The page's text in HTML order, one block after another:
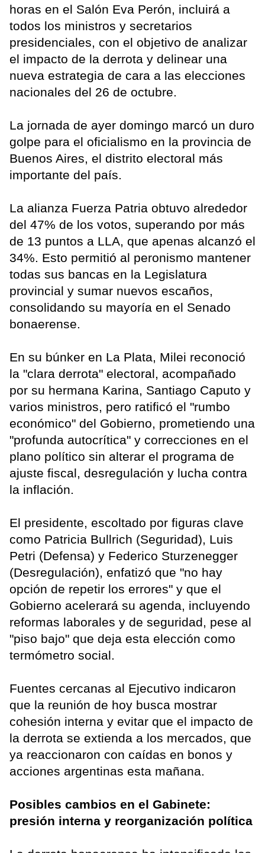
horas en el Salón Eva Perón, incluirá a
todos los ministros y secretarios
presidenciales, con el objetivo de analizar
el impacto de la derrota y delinear una
nueva estrategia de cara a las elecciones
nacionales del 26 de octubre.
La jornada de ayer domingo marcó un duro
golpe para el oficialismo en la provincia de
Buenos Aires, el distrito electoral más
importante del país.
La alianza Fuerza Patria obtuvo alrededor
del 47% de los votos, superando por más
de 13 puntos a LLA, que apenas alcanzó el
34%. Esto permitió al peronismo mantener
todas sus bancas en la Legislatura
provincial y sumar nuevos escaños,
consolidando su mayoría en el Senado
bonaerense.
En su búnker en La Plata, Milei reconoció
la "clara derrota" electoral, acompañado
por su hermana Karina, Santiago Caputo y
varios ministros, pero ratificó el "rumbo
económico" del Gobierno, prometiendo una
"profunda autocrítica" y correcciones en el
plano político sin alterar el programa de
ajuste fiscal, desregulación y lucha contra
la inflación.
El presidente, escoltado por figuras clave
como Patricia Bullrich (Seguridad), Luis
Petri (Defensa) y Federico Sturzenegger
(Desregulación), enfatizó que "no hay
opción de repetir los errores" y que el
Gobierno acelerará su agenda, incluyendo
reformas laborales y de seguridad, pese al
"piso bajo" que deja esta elección como
termómetro social.
Fuentes cercanas al Ejecutivo indicaron
que la reunión de hoy busca mostrar
cohesión interna y evitar que el impacto de
la derrota se extienda a los mercados, que
ya reaccionaron con caídas en bonos y
acciones argentinas esta mañana.
Posibles cambios en el Gabinete:
presión interna y reorganización política